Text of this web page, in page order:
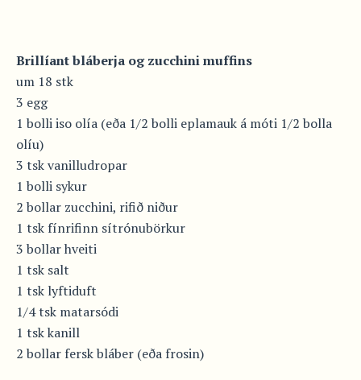
Brillíant bláberja og zucchini muffins
um 18 stk
3 egg
1 bolli iso olía (eða 1/2 bolli eplamauk á móti 1/2 bolla
olíu)
3 tsk vanilludropar
1 bolli sykur
2 bollar zucchini, rifið niður
1 tsk fínrifinn sítrónubörkur
3 bollar hveiti
1 tsk salt
1 tsk lyftiduft
1/4 tsk matarsódi
1 tsk kanill
2 bollar fersk bláber (eða frosin)